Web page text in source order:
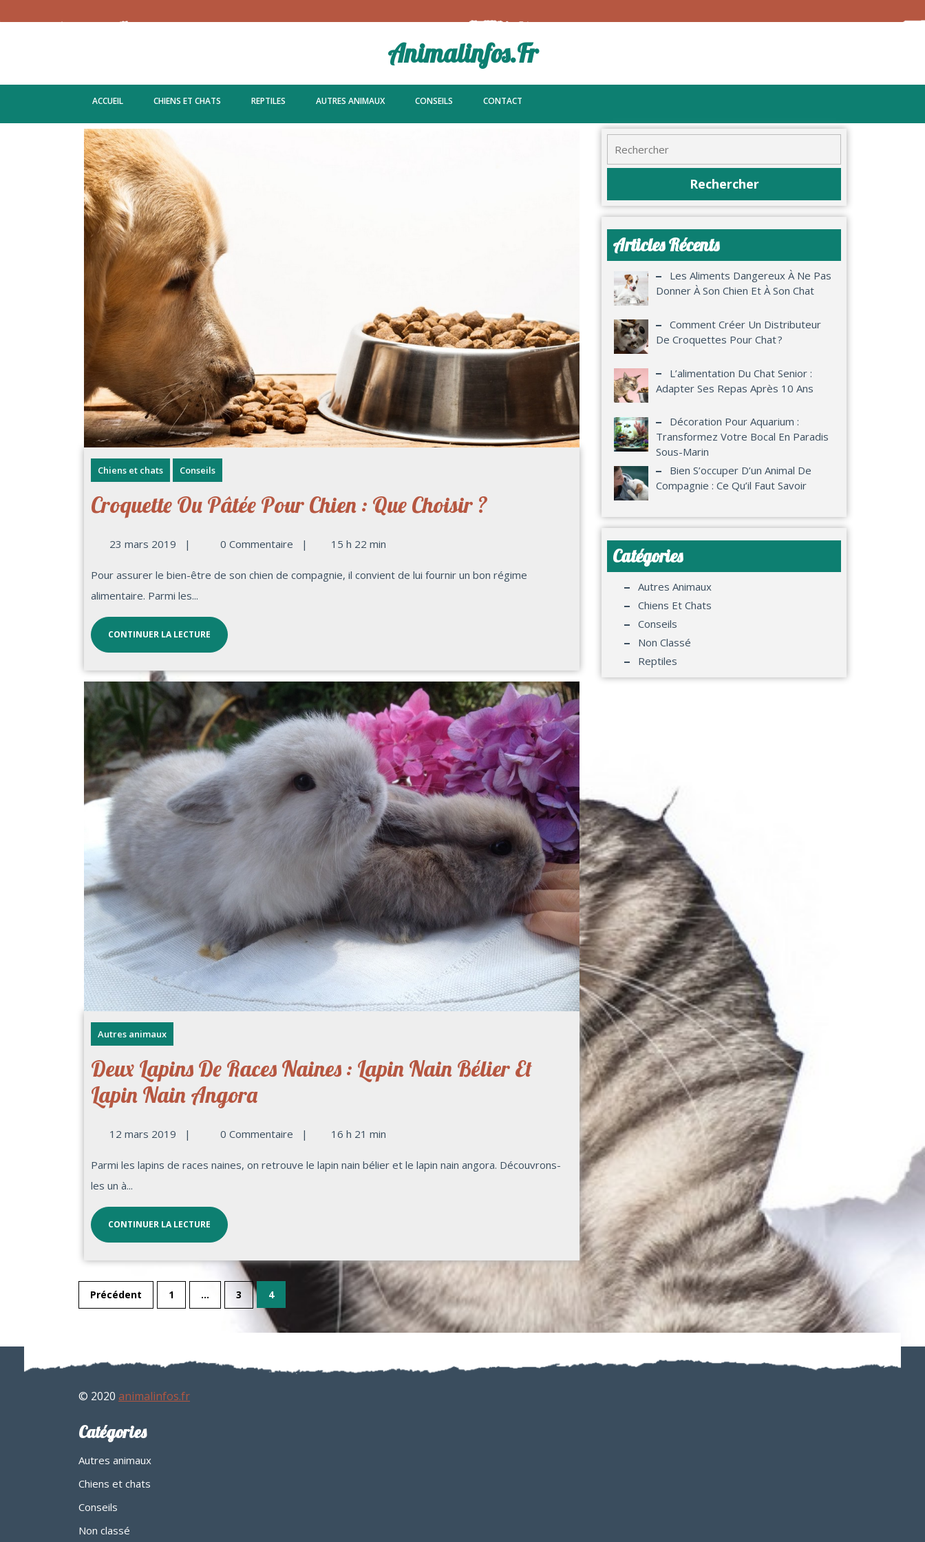
Animalinfos.fr
ACCUEIL CHIENS ET CHATS REPTILES AUTRES ANIMAUX CONSEILS CONTACT
Chiens et chats Conseils
Croquette Ou Pâtée Pour Chien : Que Choisir ?
23 mars 2019 | 0 Commentaire | 15 h 22 min
Pour assurer le bien-être de son chien de compagnie, il convient de lui fournir un bon régime
alimentaire. Parmi les...
CONTINUER LA LECTURE
Autres animaux
Deux Lapins De Races Naines : Lapin Nain Bélier Et
Lapin Nain Angora
12 mars 2019 | 0 Commentaire | 16 h 21 min
Parmi les lapins de races naines, on retrouve le lapin nain bélier et le lapin nain angora. Découvrons-
les un à...
CONTINUER LA LECTURE
Précédent 1 … 3 4
Articles Récents
Les Aliments Dangereux À Ne Pas
Donner À Son Chien Et À Son Chat
Comment Créer Un Distributeur
De Croquettes Pour Chat ?
L’alimentation Du Chat Senior :
Adapter Ses Repas Après 10 Ans
Décoration Pour Aquarium :
Transformez Votre Bocal En Paradis
Sous-Marin
Bien S’occuper D’un Animal De
Compagnie : Ce Qu’il Faut Savoir
Catégories
Autres Animaux
Chiens Et Chats
Conseils
Non Classé
Reptiles
© 2020 animalinfos.fr
Catégories
Autres animaux
Chiens et chats
Conseils
Non classé